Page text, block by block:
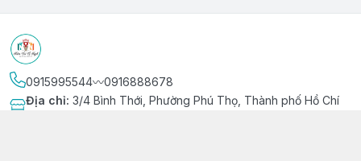
0915995544〰️0916888678
Địa chỉ: 3/4 Bình Thới, Phường Phú Thọ, Thành phố Hồ Chí